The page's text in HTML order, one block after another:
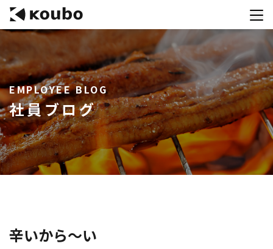
サービス
会社案内
実績紹介
採用情報
資料ダウンロード
コンテストを主催される方へ
EMPLOYEE BLOG
社員ブログ
辛いから～い